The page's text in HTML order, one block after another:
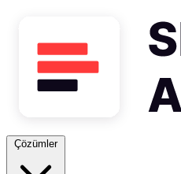
Çözümler